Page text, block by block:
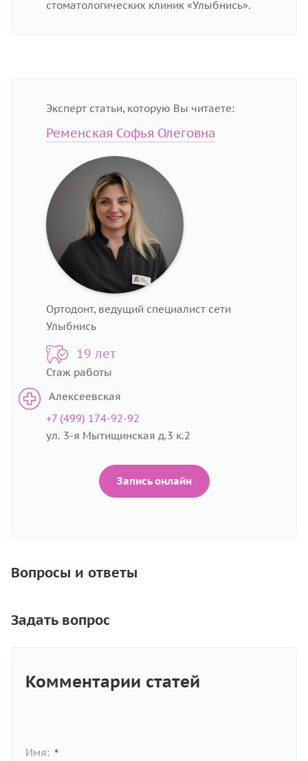
стоматологических клиник «Улыбнись».
Эксперт статьи, которую Вы читаете:
Ременская Софья Олеговна
Ортодонт, ведущий специалист сети
Улыбнись
19 лет
Стаж работы
Алексеевская
+7 (499) 174-92-92
ул. 3-я Мытищинская д.3 к.2
Запись онлайн
Вопросы и ответы
Задать вопрос
Комментарии статей
Имя: *